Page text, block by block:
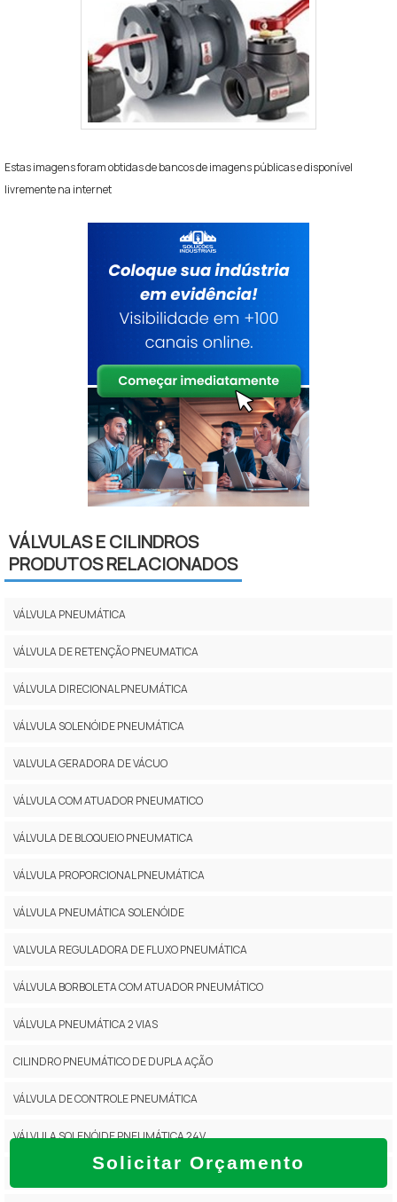
Estas imagens foram obtidas de bancos de imagens públicas e disponível
livremente na internet
Solicitar Orçamento
VÁLVULAS E CILINDROS
PRODUTOS RELACIONADOS
VÁLVULA PNEUMÁTICA
VÁLVULA DE RETENÇÃO PNEUMATICA
VÁLVULA DIRECIONAL PNEUMÁTICA
VÁLVULA SOLENÓIDE PNEUMÁTICA
VALVULA GERADORA DE VÁCUO
VÁLVULA COM ATUADOR PNEUMATICO
VÁLVULA DE BLOQUEIO PNEUMATICA
VÁLVULA PROPORCIONAL PNEUMÁTICA
VÁLVULA PNEUMÁTICA SOLENÓIDE
VALVULA REGULADORA DE FLUXO PNEUMÁTICA
VÁLVULA BORBOLETA COM ATUADOR PNEUMÁTICO
VÁLVULA PNEUMÁTICA 2 VIAS
CILINDRO PNEUMÁTICO DE DUPLA AÇÃO
VÁLVULA DE CONTROLE PNEUMÁTICA
VÁLVULA SOLENÓIDE PNEUMÁTICA 24V
VALVULA DE ACIONAMENTO PNEUMÁTICO